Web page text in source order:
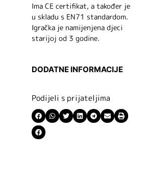
Ima CE certifikat, a također je
u skladu s EN71 standardom.
Igračka je namijenjena djeci
starijoj od 3 godine.
DODATNE INFORMACIJE
Podijeli s prijateljima